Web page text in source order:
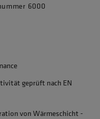
6000
geprüft nach EN
von Wärmeschicht -